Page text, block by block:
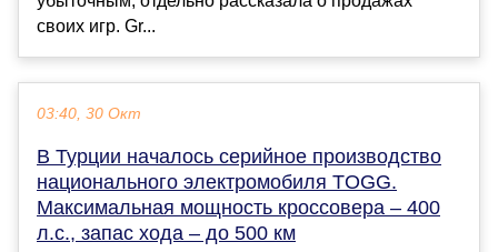
своих игр. Gr...
03:40, 30 Окт
В Турции началось серийное производство
национального электромобиля TOGG.
Максимальная мощность кроссовера – 400
л.с., запас хода – до 500 км